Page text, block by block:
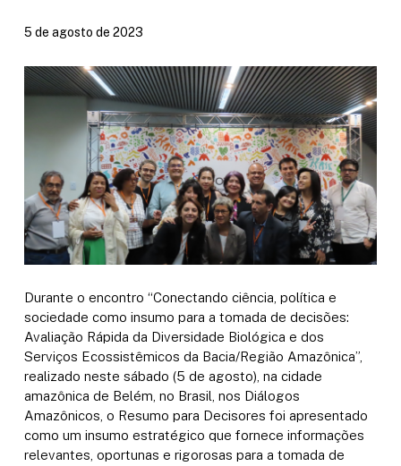
5 de agosto de 2023
Durante o encontro “Conectando ciência, política e
sociedade como insumo para a tomada de decisões:
Avaliação Rápida da Diversidade Biológica e dos
Serviços Ecossistêmicos da Bacia/Região Amazônica”,
realizado neste sábado (5 de agosto), na cidade
amazônica de Belém, no Brasil, nos Diálogos
Amazônicos, o Resumo para Decisores foi apresentado
como um insumo estratégico que fornece informações
relevantes, oportunas e rigorosas para a tomada de